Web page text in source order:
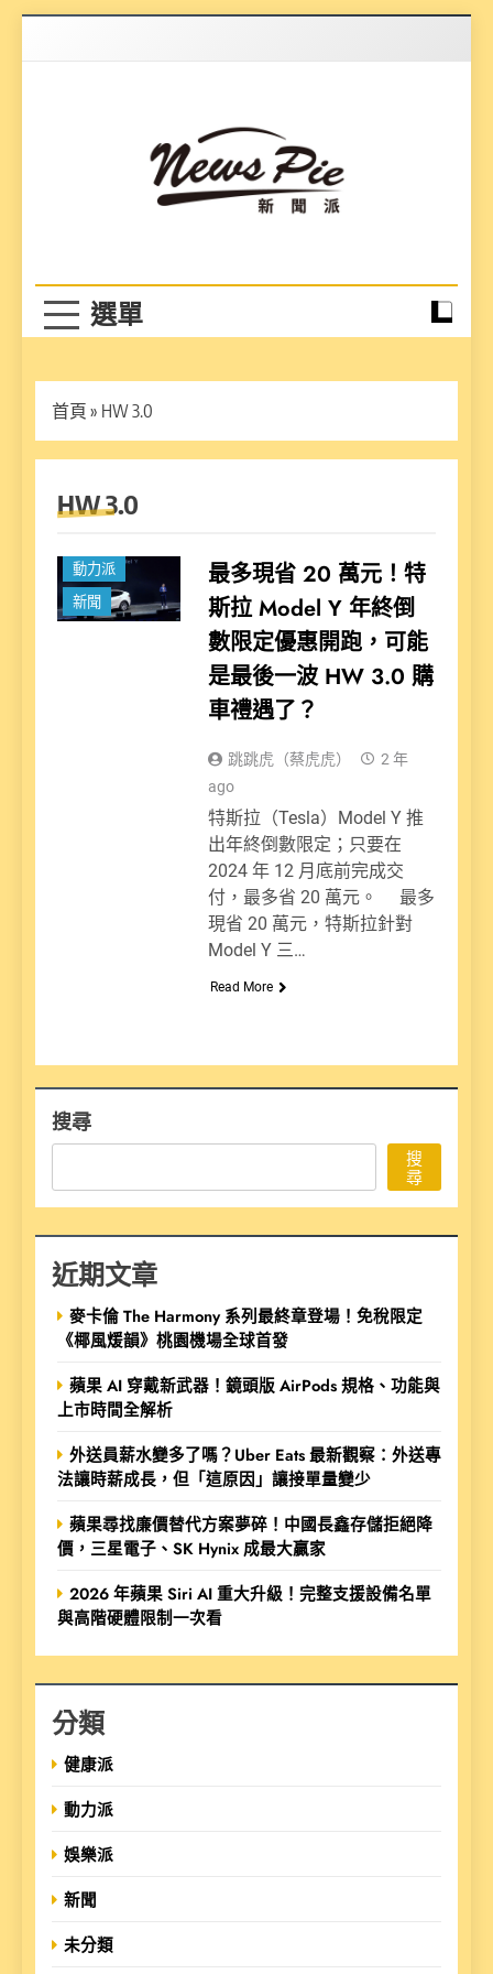
首頁 » HW 3.0
HW 3.0
動力派
新聞
最多現省 20 萬元！特
斯拉 Model Y 年終倒
數限定優惠開跑，可能
是最後一波 HW 3.0 購
車禮遇了？
跳跳虎（蔡虎虎）
2 年
ago
特斯拉（Tesla）Model Y 推
出年終倒數限定；只要在
2024 年 12 月底前完成交
付，最多省 20 萬元。 最多
現省 20 萬元，特斯拉針對
Model Y 三…
Read More
搜尋
搜
尋
近期文章
麥卡倫 The Harmony 系列最終章登場！免稅限定
《椰風煖韻》桃園機場全球首發
蘋果 AI 穿戴新武器！鏡頭版 AirPods 規格、功能與
上市時間全解析
外送員薪水變多了嗎？Uber Eats 最新觀察：外送專
法讓時薪成長，但「這原因」讓接單量變少
蘋果尋找廉價替代方案夢碎！中國長鑫存儲拒絕降
價，三星電子、SK Hynix 成最大贏家
2026 年蘋果 Siri AI 重大升級！完整支援設備名單
與高階硬體限制一次看
分類
健康派
動力派
娛樂派
新聞
未分類